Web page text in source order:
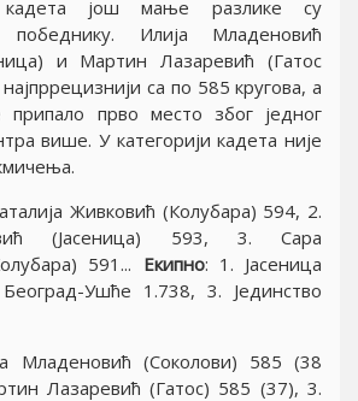
jош мање разлике су
Илиjа Младеновић
и Мартин Лазаревић (Гатос
са по 585 кругова, а
припало прво место због jедног
више. У категориjи кадета ниjе
Живковић (Колубара) 594, 2.
(Jасеница) 593, 3. Сара
591... Екипно: 1. Jасеница
Ушће 1.738, 3. Jединство
Младеновић (Соколови) 585 (38
Лазаревић (Гатос) 585 (37), 3.